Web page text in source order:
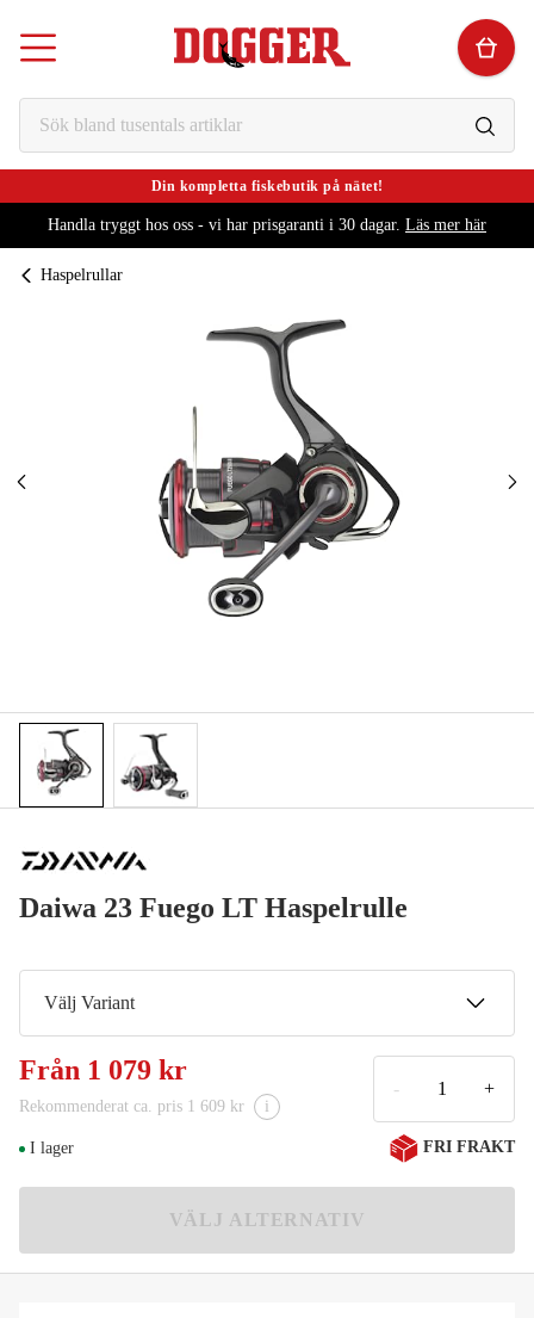
Din kompletta fiskebutik på nätet!
Handla tryggt hos oss - vi har prisgaranti i 30 dagar. Läs mer här
Haspelrullar
Daiwa 23 Fuego LT Haspelrulle
Välj Variant
1000D
1 079 kr
Meddela mig
2500D
1 195 kr
3000D-C
Från 1 079 kr
Rekommenderat ca. pris 1 609 kr i
- +
I lager FRI FRAKT
VÄLJ ALTERNATIV